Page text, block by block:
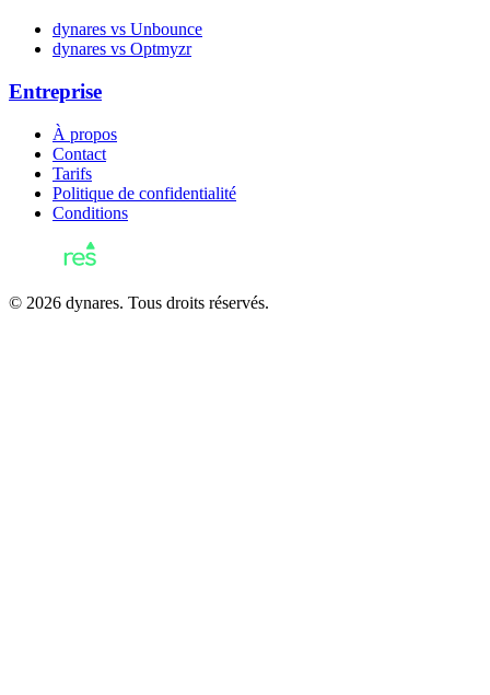
dynares vs Unbounce
dynares vs Optmyzr
Entreprise
À propos
Contact
Tarifs
Politique de confidentialité
Conditions
© 2026 dynares. Tous droits réservés.